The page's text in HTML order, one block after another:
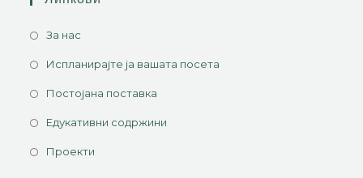
За нас
Испланирајте ја вашата посета
Постојана поставка
Едукативни содржини
Проекти